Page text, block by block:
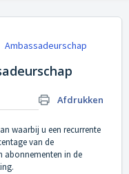
Ambassadeurschap
Afdrukken
waarbij u een recurrente
van de
abonnementen in de